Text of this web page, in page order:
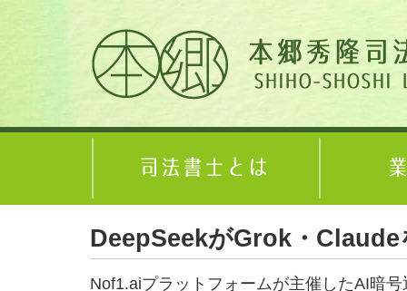
DeepSeekがGrok・Claude
Nof1.aiプラットフォームが主催したAI暗